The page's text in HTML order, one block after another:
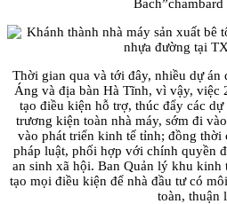
Thời gian qua và tới đây, nhiều dự
Áng và địa bàn Hà Tĩnh, vì vậy, việc
tạo điều kiện hỗ trợ, thúc đẩy các
trương kiện toàn nhà máy, sớm đi
vào phát triển kinh tế tỉnh; đồng thời
pháp luật, phối hợp với chính quyền
an sinh xã hội. Ban Quản lý khu kinh
tạo mọi điều kiện để nhà đầu tư có
toàn, thuận